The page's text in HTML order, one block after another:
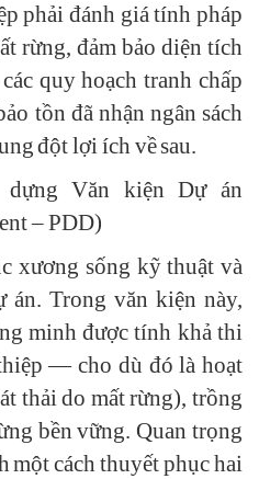
phải đánh giá tính pháp
rừng, đảm bảo diện tích
quy hoạch tranh chấp
tồn đã nhận ngân sách
đột lợi ích về sau.
dựng Văn kiện Dự án
– PDD)
xương sống kỹ thuật và
án. Trong văn kiện này,
minh được tính khả thi
— cho dù đó là hoạt
thải do mất rừng), trồng
bền vững. Quan trọng
một cách thuyết phục hai